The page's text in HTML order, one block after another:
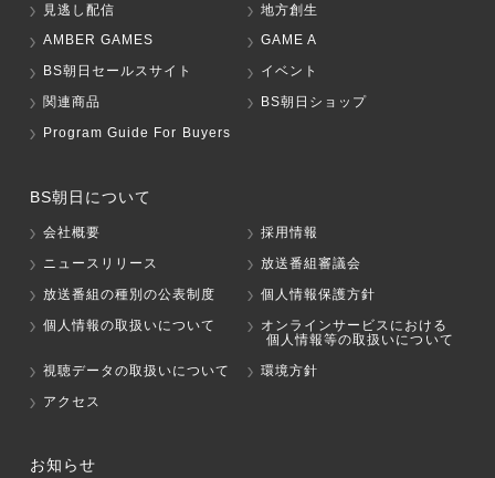
見逃し配信
地方創生
AMBER GAMES
GAME A
BS朝日セールスサイト
イベント
関連商品
BS朝日ショップ
Program Guide For Buyers
BS朝日について
会社概要
採用情報
ニュースリリース
放送番組審議会
放送番組の種別の公表制度
個人情報保護方針
個人情報の取扱いについて
オンラインサービスにおける
個人情報等の取扱いについて
視聴データの取扱いについて
環境方針
アクセス
お知らせ